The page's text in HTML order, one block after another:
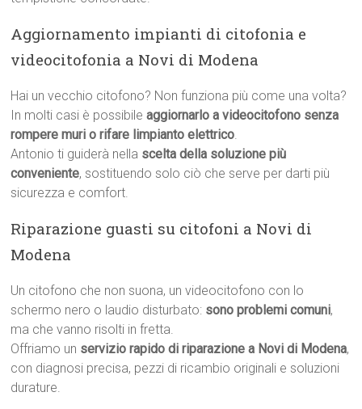
Aggiornamento impianti di citofonia e
videocitofonia a Novi di Modena
Hai un vecchio citofono? Non funziona più come una volta?
In molti casi è possibileaggiornarlo a videocitofono senza
rompere muri o rifare limpianto elettrico.
Antonio ti guiderà nella scelta della soluzione più
conveniente, sostituendo solo ciò che serve per darti più
sicurezza e comfort.
Riparazione guasti su citofoni a Novi di
Modena
Un citofono che non suona, un videocitofono con lo
schermo nero o laudio disturbato: sono problemi comuni,
ma che vanno risolti in fretta.
Offriamo un servizio rapido di riparazione a Novi di Modena,
con diagnosi precisa, pezzi di ricambio originali e soluzioni
durature.